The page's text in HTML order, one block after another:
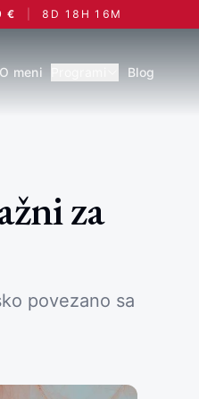
€ 8 D 18 H 16 M
O meni Blog
za
povezano sa